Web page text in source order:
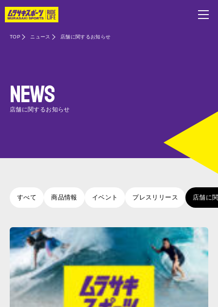
TOP ニュース 店舗に関するお知らせ
NEWS
店舗に関するお知らせ
すべて 商品情報 イベント プレスリリース 店舗に